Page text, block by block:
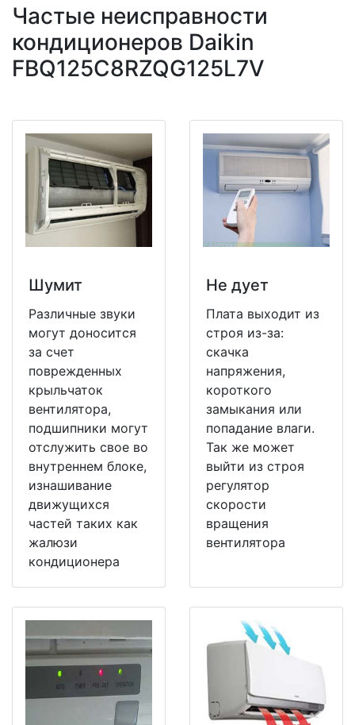
Частые неисправности
кондиционеров Daikin
FBQ125C8RZQG125L7V
Шумит
Различные звуки
могут доносится
за счет
поврежденных
крыльчаток
вентилятора,
подшипники могут
отслужить свое во
внутреннем блоке,
изнашивание
движущихся
частей таких как
жалюзи
кондиционера
Не дует
Плата выходит из
строя из-за:
скачка
напряжения,
короткого
замыкания или
попадание влаги.
Так же может
выйти из строя
регулятор
скорости
вращения
вентилятора